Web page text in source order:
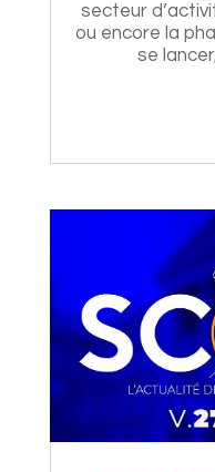
secteur
ou encore la
se